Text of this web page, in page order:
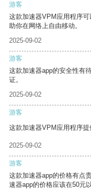
游客
这款加速器VPM应用程序
助你在网络上自由移动。
2025-09-02
游客
这款加速器app的安全性有
证。
2025-09-02
游客
这款加速器VPM应用程序提
2025-09-02
游客
这款加速器app的价格有点
速器app的价格应该在50元